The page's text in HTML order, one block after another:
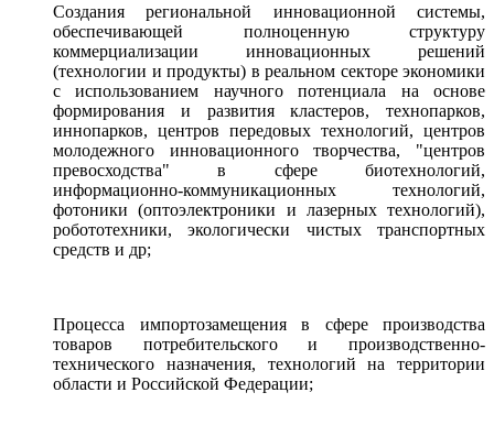
Создания региональной инновационной системы,
обеспечивающей полноценную структуру
коммерциализации инновационных решений
(технологии и продукты) в реальном секторе экономики
с использованием научного потенциала на основе
формирования и развития кластеров, технопарков,
иннопарков, центров передовых технологий, центров
молодежного инновационного творчества, "центров
превосходства" в сфере биотехнологий,
информационно-коммуникационных технологий,
фотоники (оптоэлектроники и лазерных технологий),
робототехники, экологически чистых транспортных
средств и др;
Процесса импортозамещения в сфере производства
товаров потребительского и производственно-
технического назначения, технологий на территории
области и Российской Федерации;